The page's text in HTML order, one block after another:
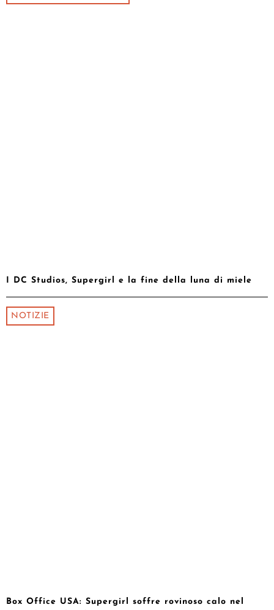
I DC Studios, Supergirl e la fine della luna di miele
NOTIZIE
Box Office USA: Supergirl soffre rovinoso calo nel